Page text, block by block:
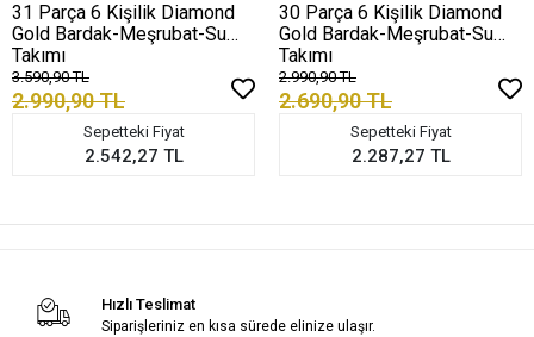
31 Parça 6 Kişilik Diamond
Gold Bardak-Meşrubat-Su
Takımı
3.590,90 TL
2.990,90 TL
Sepetteki Fiyat
2.542,27 TL
30 Parça 6 Kişilik Diamond
Gold Bardak-Meşrubat-Su
Takımı
2.990,90 TL
2.690,90 TL
Sepetteki Fiyat
2.287,27 TL
Hızlı Teslimat
Siparişleriniz en kısa sürede elinize ulaşır.